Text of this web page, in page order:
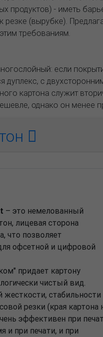
продуктов) - иметь
(вырубке).
требованиям.
если
дуплекс, с
картона служит
однако он менее
– это немелованный
лицевая сторона
что позволяет
офсетной и цифровой
придает картону
чистый вид.
жесткости, стабильности
резки (края картона
эффективен при
и при печати, и при